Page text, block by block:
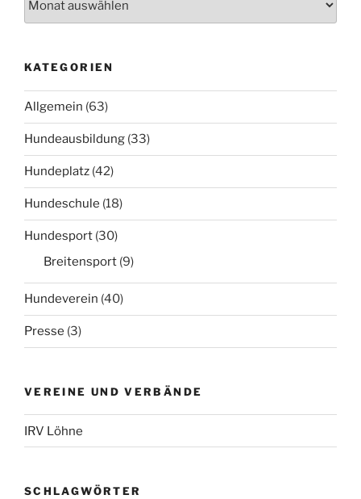
KATEGORIEN
Allgemein (63)
Hundeausbildung (33)
Hundeplatz (42)
Hundeschule (18)
Hundesport (30)
Breitensport (9)
Hundeverein (40)
Presse (3)
VEREINE UND VERBÄNDE
IRV Löhne
SCHLAGWÖRTER